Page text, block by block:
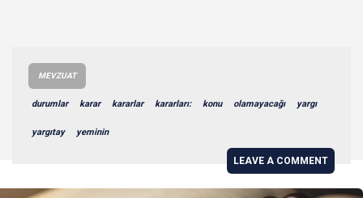
MEVZUAT
durumlar karar kararlar kararları: konu olamayacağı yargı
yargıtay yeminin
LEAVE A COMMENT